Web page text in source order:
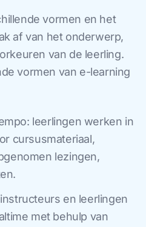
vormen en het
af van het onderwerp,
van de leerling.
vormen van e-learning
leerlingen werken in
cursusmateriaal,
lezingen,
en leerlingen
met behulp van